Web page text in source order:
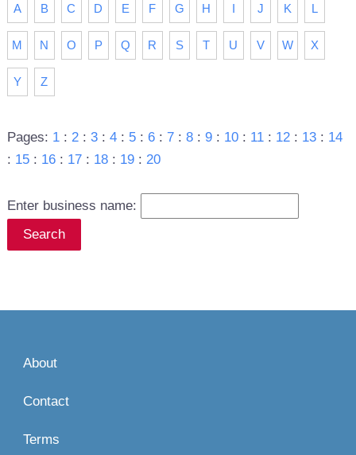
A B C D E F G H I J K L
M N O P Q R S T U V W X
Y Z
Pages: 1: 2: 3: 4: 5: 6: 7: 8: 9: 10: 11: 12: 13: 14
: 15: 16: 17: 18: 19: 20
Enter business name:
About
Contact
Terms